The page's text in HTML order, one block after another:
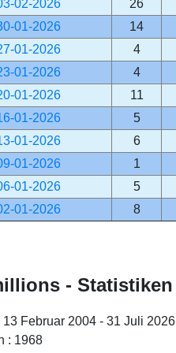
02-2026
26
01-2026
14
01-2026
4
01-2026
4
01-2026
11
01-2026
5
01-2026
6
01-2026
1
01-2026
5
01-2026
8
- Statistiken
13 Februar 2004 - 31 Juli 2026
: 1968